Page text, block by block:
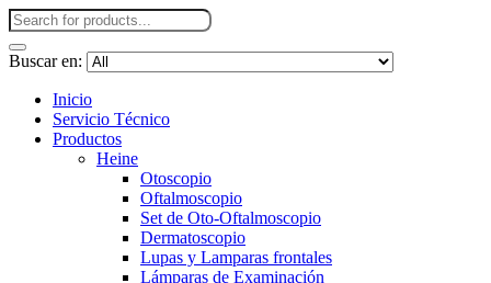
Buscar en:
Inicio
Servicio Técnico
Productos
Heine
Otoscopio
Oftalmoscopio
Set de Oto-Oftalmoscopio
Dermatoscopio
Lupas y Lamparas frontales
Lámparas de Examinación